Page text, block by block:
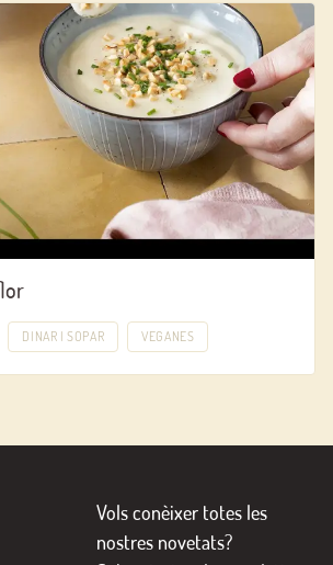
DINAR I SOPAR VEGANES
Vols conèixer totes les
nostres novetats?